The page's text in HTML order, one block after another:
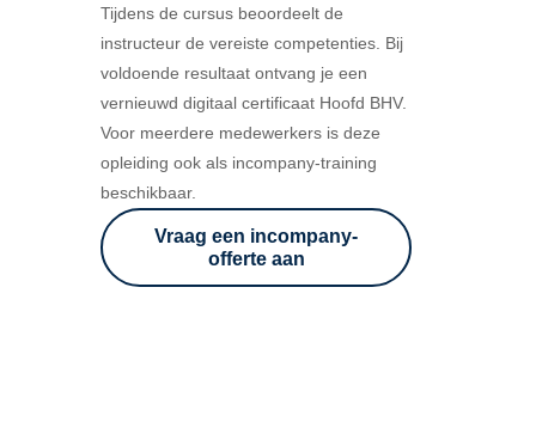
Tijdens de cursus beoordeelt de
instructeur de vereiste competenties. Bij
voldoende resultaat ontvang je een
vernieuwd digitaal certificaat Hoofd BHV.
Voor meerdere medewerkers is deze
opleiding ook als incompany-training
beschikbaar.
Vraag een incompany-
offerte aan